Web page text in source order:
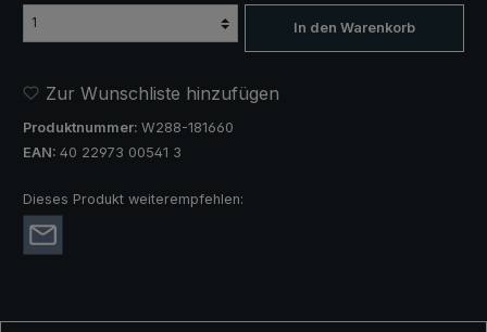
In den Warenkorb
Zur Wunschliste hinzufügen
Produktnummer: W288-181660
EAN: 40 22973 00541 3
Dieses Produkt weiterempfehlen: